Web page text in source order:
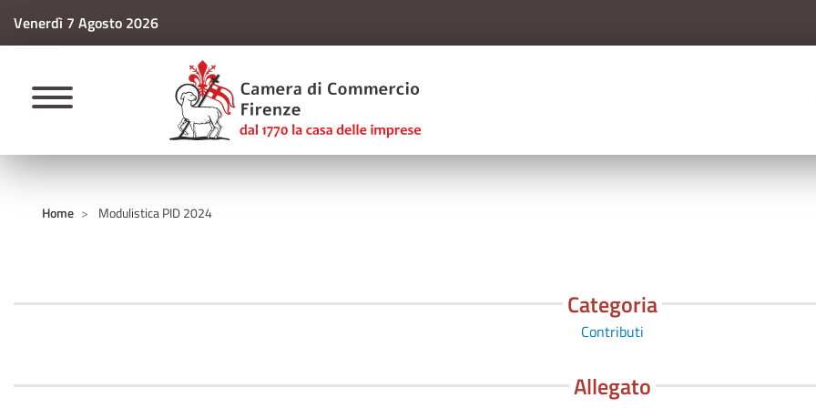
Venerdì 7 Agosto 2026
CAMERE DI COMMERCIO D'ITALIA
Home Modulistica PID 2024
Categoria
Contributi
Allegato